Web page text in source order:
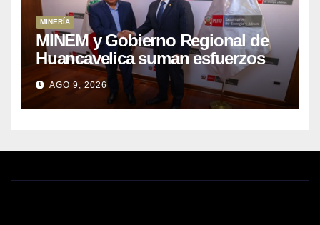
MINERÍA
MINEM y Gobierno Regional de
Huancavelica suman esfuerzos
para acelerar proyectos de
energía y poner en valor los
recursos mineros
AGO 9, 2026